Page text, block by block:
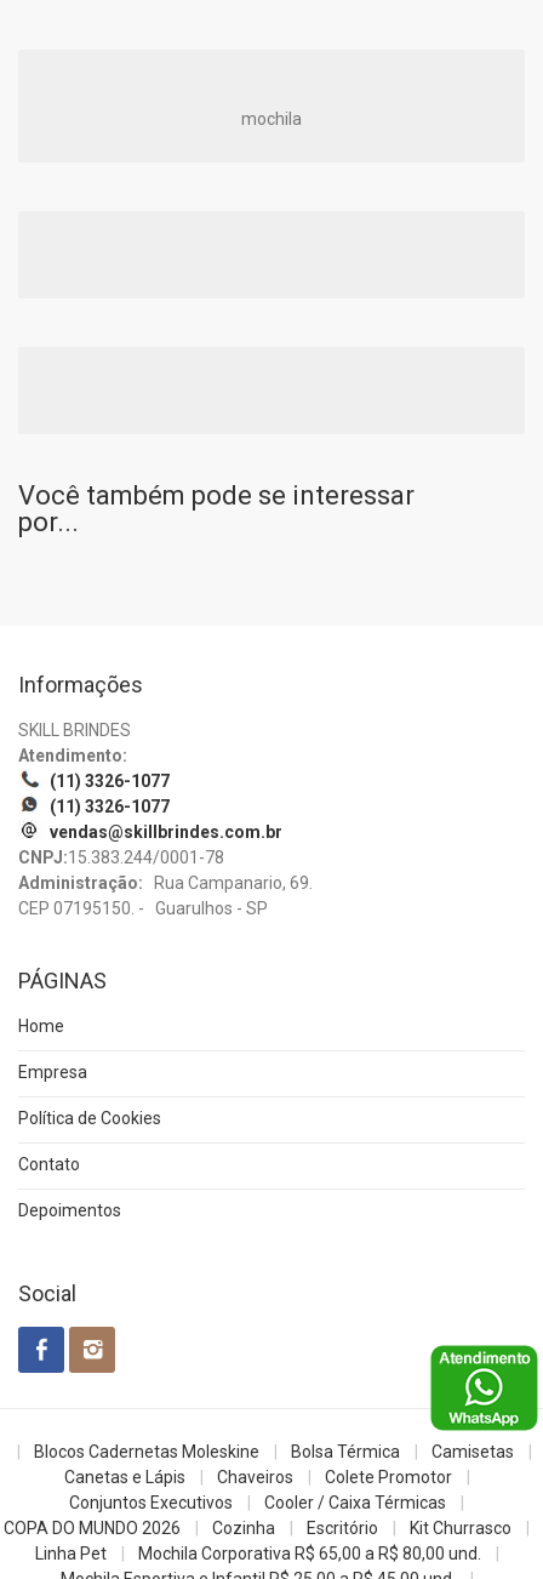
mochila
Você também pode se interessar
por...
Informações
SKILL BRINDES
Atendimento:
(11) 3326-1077
(11) 3326-1077
vendas@skillbrindes.com.br
CNPJ:15.383.244/0001-78
Administração: Rua Campanario, 69.
CEP 07195150. - Guarulhos - SP
PÁGINAS
Home
Empresa
Política de Cookies
Contato
Depoimentos
Social
Blocos Cadernetas Moleskine Bolsa Térmica
Camisetas
Canetas e Lápis
Chaveiros
Colete Promotor
Conjuntos Executivos
Cooler / Caixa Térmicas
COPA DO MUNDO 2026
Cozinha Escritório
Kit Churrasco
Linha Pet
Mochila Corporativa R$ 65,00 a R$ 80,00 und.